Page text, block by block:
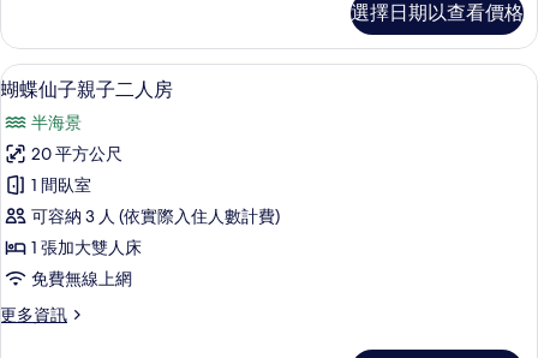
的
所
有
相
片
宿
海
景
人
房
的
詳
情
選擇日期以查看價格
顯
蝴
蝶
仙
子
親
二
蝴蝶仙子親子二人房 | 書桌、遮光布/
4
蝴蝶仙子親子二人房
半海景
20 平方公尺
1 間臥室
可容納 3 人 (依實際入住人數計費)
1 張加大雙人床
免費無線上網
更多資訊
更